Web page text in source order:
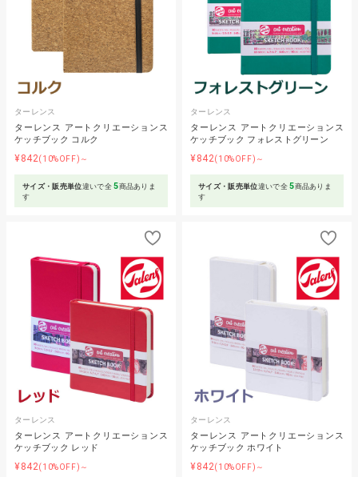
ターレンス
ターレンス アートクリエーションス
ケッチブック コルク
¥842(10%OFF)～
サイズ・販売単位違いで全5商品ありま
す
ターレンス
ターレンス アートクリエーションス
ケッチブック フォレストグリーン
¥842(10%OFF)～
サイズ・販売単位違いで全5商品ありま
す
ターレンス
ターレンス アートクリエーションス
ケッチブック レッド
¥842(10%OFF)～
ターレンス
ターレンス アートクリエーションス
ケッチブック ホワイト
¥842(10%OFF)～